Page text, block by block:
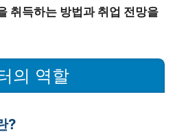
취득하는 방법과 취업 전망을
의 역할
?